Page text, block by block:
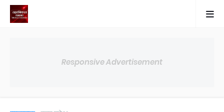
Responsive Advertisement